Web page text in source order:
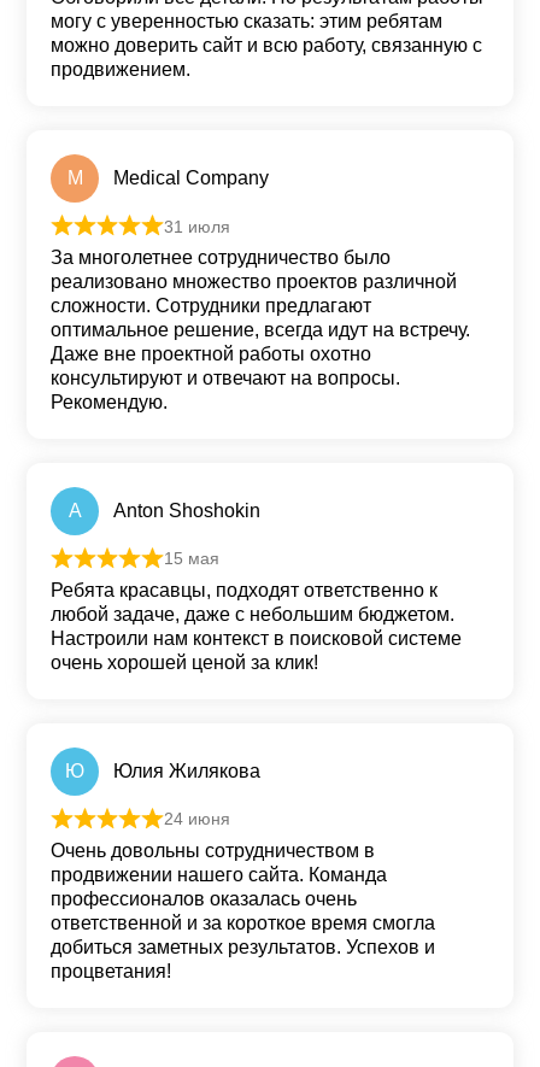
могу с уверенностью сказать: этим ребятам
можно доверить сайт и всю работу, связанную с
продвижением.
M Medical Company
Оценка
31 июля
За многолетнее сотрудничество было
реализовано множество проектов различной
сложности. Сотрудники предлагают
оптимальное решение, всегда идут на встречу.
Даже вне проектной работы охотно
консультируют и отвечают на вопросы.
Рекомендую.
A Anton Shoshokin
Оценка
15 мая
Ребята красавцы, подходят ответственно к
любой задаче, даже с небольшим бюджетом.
Настроили нам контекст в поисковой системе
очень хорошей ценой за клик!
Ю Юлия Жилякова
Оценка
24 июня
Очень довольны сотрудничеством в
продвижении нашего сайта. Команда
профессионалов оказалась очень
ответственной и за короткое время смогла
добиться заметных результатов. Успехов и
процветания!